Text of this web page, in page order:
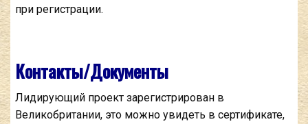
при регистрации.
Контакты/Документы
Лидирующий проект зарегистрирован в
Великобритании, это можно увидеть в сертификате,